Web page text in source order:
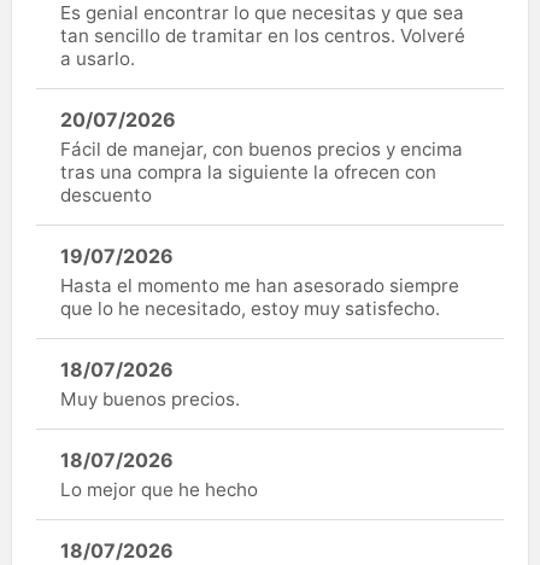
Es genial encontrar lo que necesitas y que sea
tan sencillo de tramitar en los centros. Volveré
a usarlo.
20/07/2026
Fácil de manejar, con buenos precios y encima
tras una compra la siguiente la ofrecen con
descuento
19/07/2026
Hasta el momento me han asesorado siempre
que lo he necesitado, estoy muy satisfecho.
18/07/2026
Muy buenos precios.
18/07/2026
Lo mejor que he hecho
18/07/2026